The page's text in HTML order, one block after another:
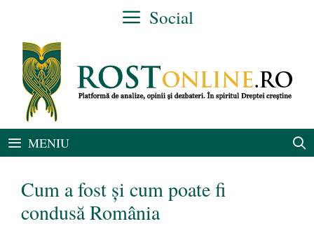
conținut
Social
MENIU
Cum a fost şi cum poate fi
condusă România